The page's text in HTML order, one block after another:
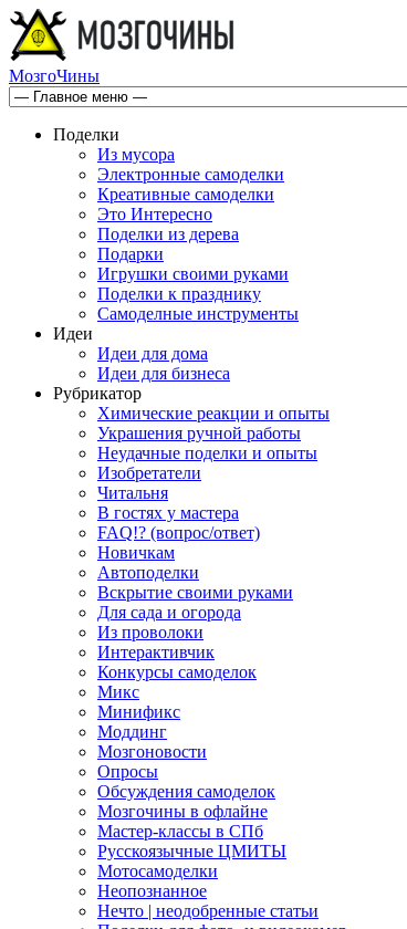
МозгоЧины
Поделки
Из мусора
Электронные самоделки
Креативные самоделки
Это Интересно
Поделки из дерева
Подарки
Игрушки своими руками
Поделки к празднику
Самоделные инструменты
Идеи
Идеи для дома
Идеи для бизнеса
Рубрикатор
Химические реакции и опыты
Украшения ручной работы
Неудачные поделки и опыты
Изобретатели
Читальня
В гостях у мастера
FAQ!? (вопрос/ответ)
Новичкам
Автоподелки
Вскрытие своими руками
Для сада и огорода
Из проволоки
Интерактивчик
Конкурсы самоделок
Микс
Минификс
Моддинг
Мозгоновости
Опросы
Обсуждения самоделок
Мозгочины в офлайне
Мастер-классы в СПб
Русскоязычные ЦМИТЫ
Мотосамоделки
Неопознанное
Нечто | неодобренные статьи